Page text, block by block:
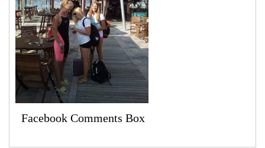
Facebook Comments Box